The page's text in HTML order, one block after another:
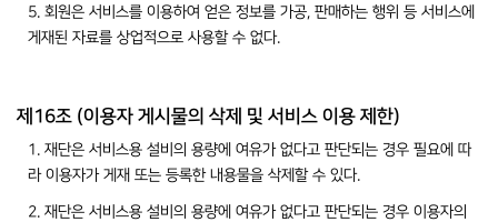
5. 회원은 서비스를 이용하여 얻은 정보를 가공, 판매하는 행위 등 서비스에
게재된 자료를 상업적으로 사용할 수 없다.
제16조 (이용자 게시물의 삭제 및 서비스 이용 제한)
1. 재단은 서비스용 설비의 용량에 여유가 없다고 판단되는 경우 필요에 따
라 이용자가 게재 또는 등록한 내용물을 삭제할 수 있다.
2. 재단은 서비스용 설비의 용량에 여유가 없다고 판단되는 경우 이용자의